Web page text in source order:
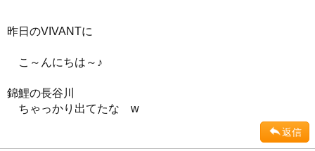
昨日のVIVANTに
こ～んにちは～♪
錦鯉の長谷川
ちゃっかり出てたな w
返信